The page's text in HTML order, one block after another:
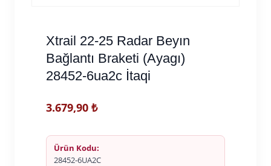
Xtrail 22-25 Radar Beyın
Bağlantı Braketi (Ayagı)
28452-6ua2c İtaqi
3.679,90 ₺
Ürün Kodu:
28452-6UA2C